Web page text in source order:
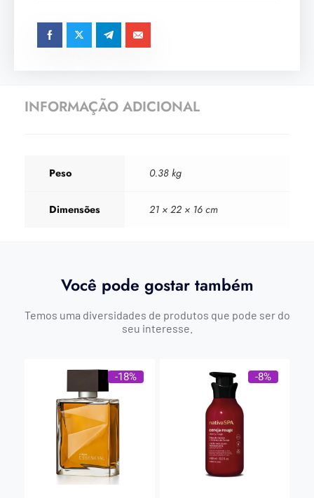
INFORMAÇÃO ADICIONAL
Peso 0.38 kg
Dimensões 21 × 22 × 16 cm
Você pode gostar também
Temos uma diversidades de produtos que pode ser do
seu interesse.
-18% -8%